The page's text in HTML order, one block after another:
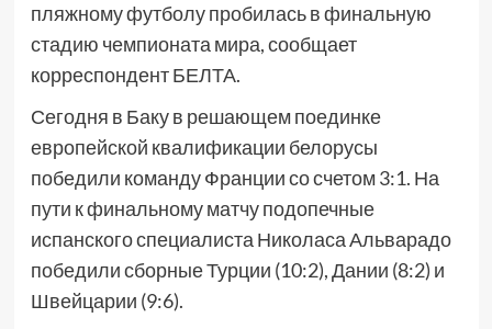
пляжному футболу пробилась в финальную
стадию чемпионата мира, сообщает
корреспондент БЕЛТА.
Сегодня в Баку в решающем поединке
европейской квалификации белорусы
победили команду Франции со счетом 3:1. На
пути к финальному матчу подопечные
испанского специалиста Николаса Альварадо
победили сборные Турции (10:2), Дании (8:2) и
Швейцарии (9:6).